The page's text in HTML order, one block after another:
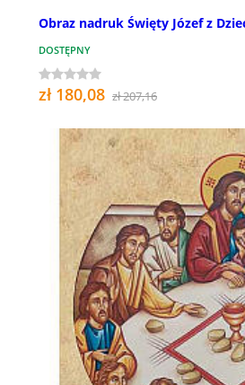
Obraz nadruk Święty Józef z
DOSTĘPNY
zł 180,08 zł 207,16